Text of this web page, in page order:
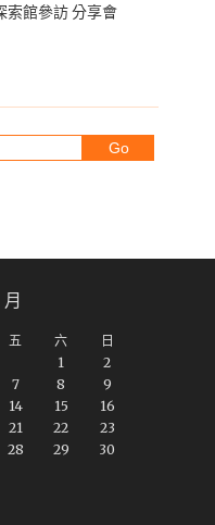
館參訪 分享會
五 六 日
1
2
7 8
9
14 15
16
21 22
23
28 29
30